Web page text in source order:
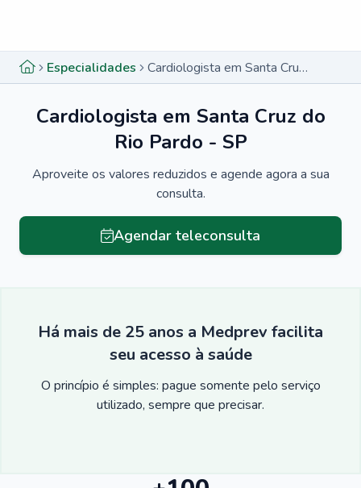
Especialidades Cardiologista em Santa Cruz do Rio Pardo - SP
Cardiologista em Santa Cruz do
Rio Pardo - SP
Aproveite os valores reduzidos e agende agora a sua
consulta.
Agendar teleconsulta
Há mais de 25 anos a Medprev facilita
seu acesso à saúde
O princípio é simples: pague somente pelo serviço
utilizado, sempre que precisar.